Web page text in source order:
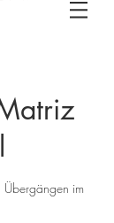
Übergängen im